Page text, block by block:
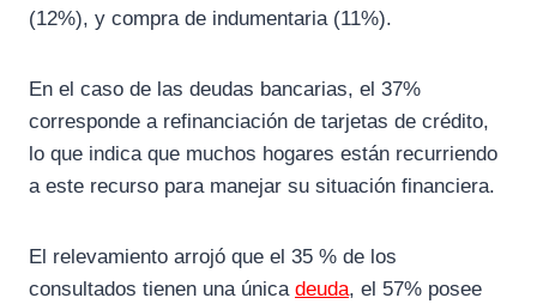
(12%), y compra de indumentaria (11%).
En el caso de las deudas bancarias, el 37%
corresponde a refinanciación de tarjetas de crédito,
lo que indica que muchos hogares están recurriendo
a este recurso para manejar su situación financiera.
El relevamiento arrojó que el 35 % de los
consultados tienen una única deuda, el 57% posee